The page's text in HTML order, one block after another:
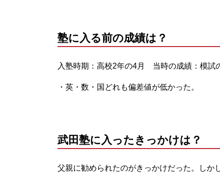
塾に入る前の成績は？
入塾時期：高校2年の4月 当時の成績：模試
・英・数・国どれも偏差値が低かった。
武田塾に入ったきっかけは？
父親に勧められたのがきっかけだった。しか